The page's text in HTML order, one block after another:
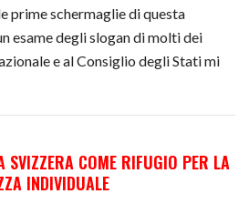
prime schermaglie di questa
esame degli slogan di molti dei
e al Consiglio degli Stati mi
SVIZZERA COME RIFUGIO PER LA
INDIVIDUALE